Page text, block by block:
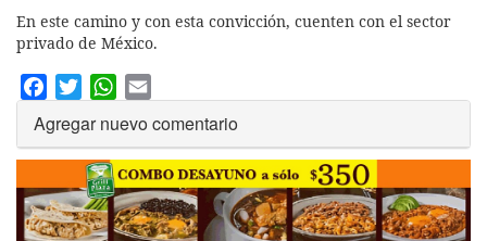
En este camino y con esta convicción, cuenten con el sector
privado de México.
Facebook
TwitterWhatsApp
Agregar nuevo comentario